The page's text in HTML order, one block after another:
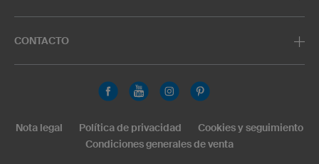
CONTACTO
Nota legal Política de privacidad
Cookies y seguimiento
Condiciones generales de venta